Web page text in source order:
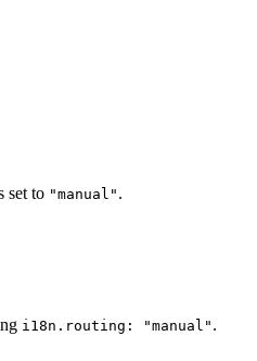
set to "manual" .
i18n.routing: "manual" .